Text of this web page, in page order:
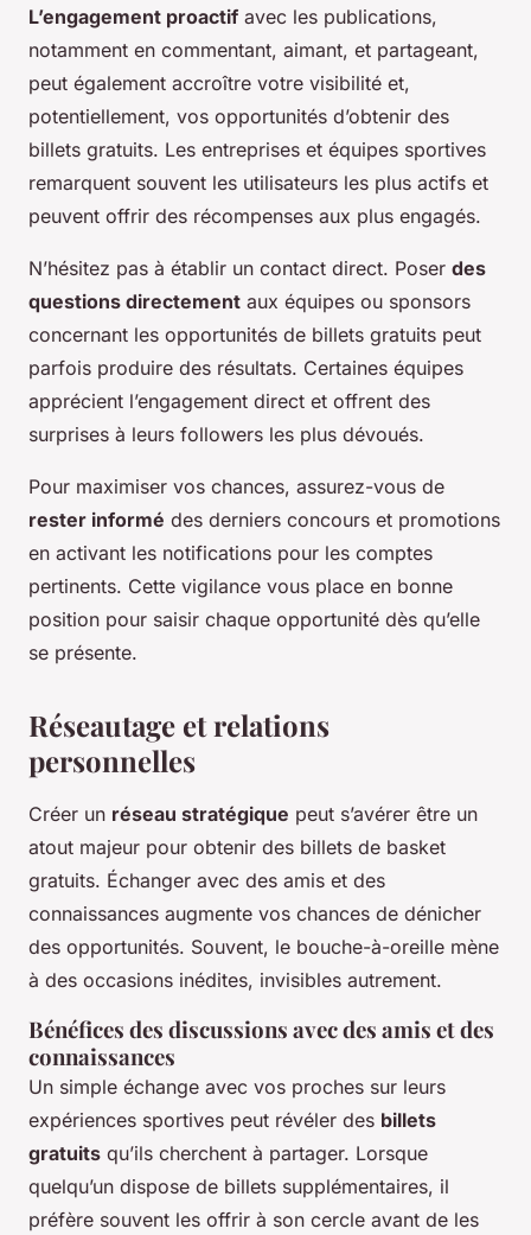
L’engagement proactif avec les publications,
notamment en commentant, aimant, et partageant,
peut également accroître votre visibilité et,
potentiellement, vos opportunités d’obtenir des
billets gratuits. Les entreprises et équipes sportives
remarquent souvent les utilisateurs les plus actifs et
peuvent offrir des récompenses aux plus engagés.
N’hésitez pas à établir un contact direct. Poser des
questions directement aux équipes ou sponsors
concernant les opportunités de billets gratuits peut
parfois produire des résultats. Certaines équipes
apprécient l’engagement direct et offrent des
surprises à leurs followers les plus dévoués.
Pour maximiser vos chances, assurez-vous de
rester informé des derniers concours et promotions
en activant les notifications pour les comptes
pertinents. Cette vigilance vous place en bonne
position pour saisir chaque opportunité dès qu’elle
se présente.
Réseautage et relations
personnelles
Créer un réseau stratégique peut s’avérer être un
atout majeur pour obtenir des billets de basket
gratuits. Échanger avec des amis et des
connaissances augmente vos chances de dénicher
des opportunités. Souvent, le bouche-à-oreille mène
à des occasions inédites, invisibles autrement.
Bénéfices des discussions avec des amis et des
connaissances
Un simple échange avec vos proches sur leurs
expériences sportives peut révéler des billets
gratuits qu’ils cherchent à partager. Lorsque
quelqu’un dispose de billets supplémentaires, il
préfère souvent les offrir à son cercle avant de les